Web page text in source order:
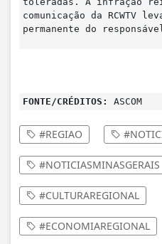
comunicação da RCWTV
permanente do
FONTE/CRÉDITOS: ASCOM
#REGIAO
#NOTICIASMINASGERAIS
#CULTURAREGIONAL
#ECONOMIAREGIONAL